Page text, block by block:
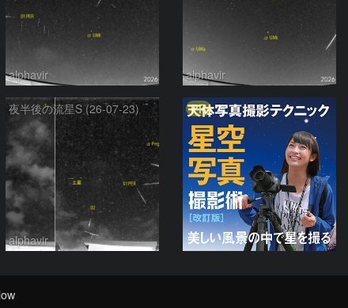
alphavir alphavir
夜半後の流星S (26-07-23)
alphavir
PR